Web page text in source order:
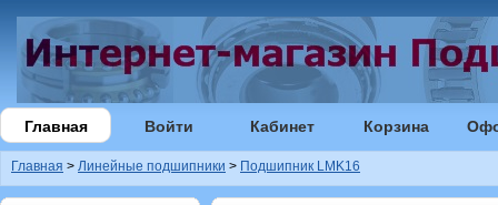
Главная Войти Кабинет Корзина
Главная > Линейные подшипники > Подшипник LMK16